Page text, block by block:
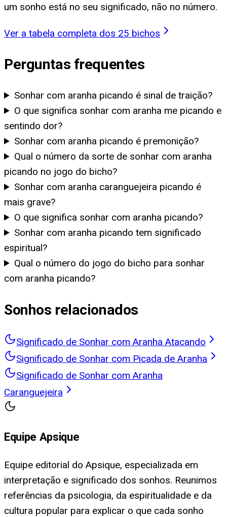
um sonho está no seu significado, não no número.
Ver a tabela completa dos 25 bichos
Perguntas frequentes
Sonhar com aranha picando é sinal de traição?
O que significa sonhar com aranha me picando e
sentindo dor?
Sonhar com aranha picando é premonição?
Qual o número da sorte de sonhar com aranha
picando no jogo do bicho?
Sonhar com aranha caranguejeira picando é
mais grave?
O que significa sonhar com aranha picando?
Sonhar com aranha picando tem significado
espiritual?
Qual o número do jogo do bicho para sonhar
com aranha picando?
Sonhos relacionados
Significado de Sonhar com Aranha Atacando
Significado de Sonhar com Picada de Aranha
Significado de Sonhar com Aranha
Caranguejeira
Equipe Apsique
Equipe editorial do Apsique, especializada em
interpretação e significado dos sonhos. Reunimos
referências da psicologia, da espiritualidade e da
cultura popular para explicar o que cada sonho